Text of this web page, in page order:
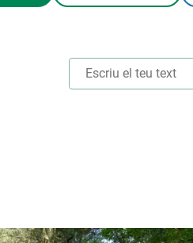
FORMAT
Observació de la
Synthesis Actions